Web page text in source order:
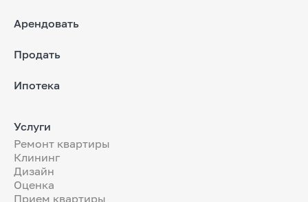
Арендовать
Продать
Ипотека
Услуги
Ремонт квартиры
Клининг
Дизайн
Оценка
Прием квартиры